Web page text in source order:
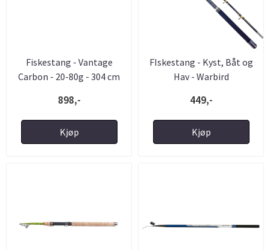
Fiskestang - Vantage
Carbon - 20-80g - 304 cm
898,-
Kjøp
FIskestang - Kyst, Båt og
Hav - Warbird
449,-
Kjøp